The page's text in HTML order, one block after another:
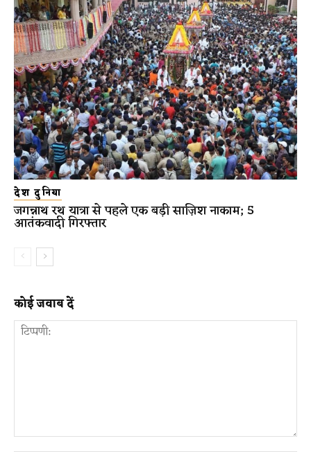
देश दुनिया
जगन्नाथ रथ यात्रा से पहले एक बड़ी साज़िश नाकाम; 5
आतंकवादी गिरफ्तार
कोई जवाब दें